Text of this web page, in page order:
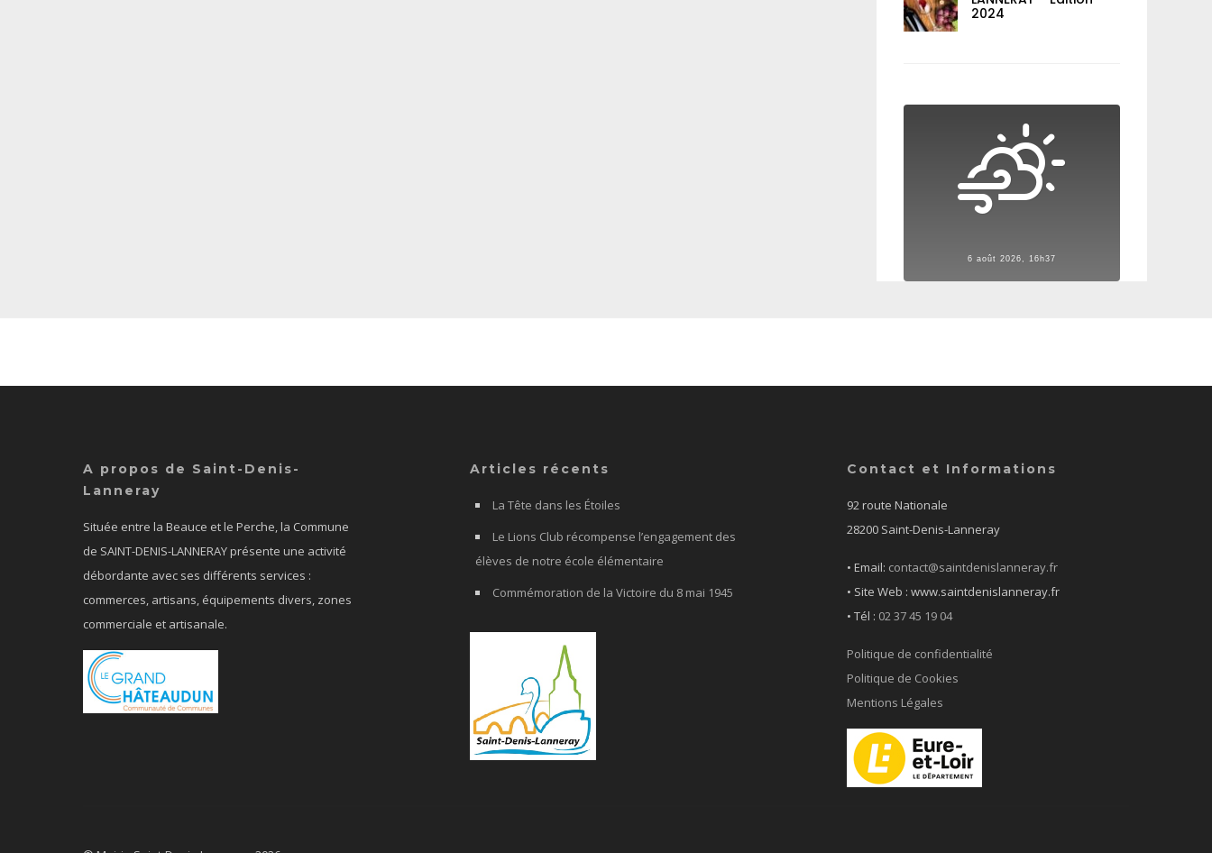
2024
6 août 2026, 16h37
A propos de Saint-Denis-
Lanneray
Située entre la Beauce et le Perche, la Commune
de SAINT-DENIS-LANNERAY présente une activité
débordante avec ses différents services :
commerces, artisans, équipements divers, zones
commerciale et artisanale.
Articles récents
La Tête dans les Étoiles
Le Lions Club récompense l’engagement des
élèves de notre école élémentaire
Commémoration de la Victoire du 8 mai 1945
Contact et Informations
92 route Nationale
28200 Saint-Denis-Lanneray
• Email: contact@saintdenislanneray.fr
• Site Web : www.saintdenislanneray.fr
• Tél : 02 37 45 19 04
Politique de confidentialité
Politique de Cookies
Mentions Légales